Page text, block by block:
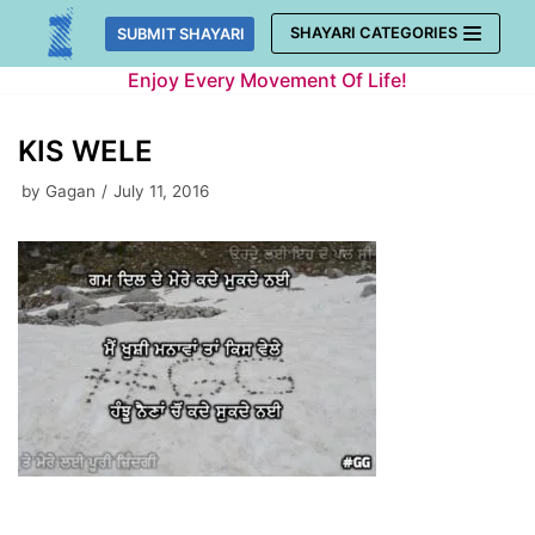
Skip
SUBMIT SHAYARI SHAYARI CATEGORIES
Enjoy Every Movement Of Life!
KIS WELE
by Gagan July 11, 2016